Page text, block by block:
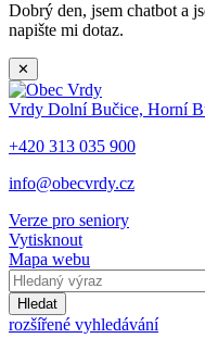
Dobrý den, jsem chatbot a
napište mi dotaz.
✕
Vrdy Dolní Bučice, Horní
+420 313 035 900
info@obecvrdy.cz
Verze pro seniory
Vytisknout
Mapa webu
Hledat
rozšířené vyhledávání